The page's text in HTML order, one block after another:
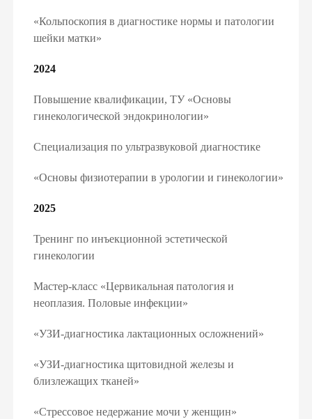
«Кольпоскопия в диагностике нормы и патологии
шейки матки»
2024
Повышение квалификации, ТУ «Основы
гинекологической эндокринологии»
Специализация по ультразвуковой диагностике
«Основы физиотерапии в урологии и гинекологии»
2025
Тренинг по инъекционной эстетической
гинекологии
Мастер-класс «Цервикальная патология и
неоплазия. Половые инфекции»
«УЗИ-диагностика лактационных осложнений»
«УЗИ-диагностика щитовидной железы и
близлежащих тканей»
«Стрессовое недержание мочи у женщин»